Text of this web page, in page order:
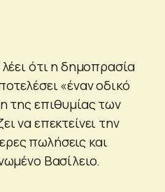
ότι η δημοπρασία
«έναν οδικό
της επιθυμίας των
να επεκτείνει την
πωλήσεις και
Βασίλειο.